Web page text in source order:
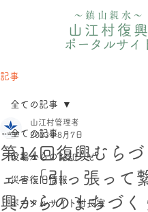
〜鎮山親水〜
山江村復興
ポータルサイ
記事
全ての記事
役場からのお知らせ
災害復旧情報
ポータルサイト村長室
全ての記事
第14回復興むらづ
ェ~「引っ張って
興からのまちづく
山江村管理者
2023年8月7日